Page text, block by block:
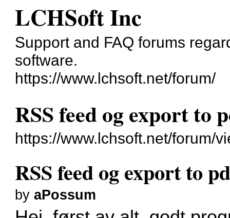
LCHSoft Inc
Support and FAQ forums
software.
https://www.lchsoft.net/forum/
RSS feed og export to
https://www.lchsoft.net/forum/
RSS feed og export to
byaPossum